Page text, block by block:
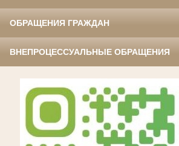
ОБРАЩЕНИЯ ГРАЖДАН
ВНЕПРОЦЕССУАЛЬНЫЕ ОБРАЩЕНИЯ